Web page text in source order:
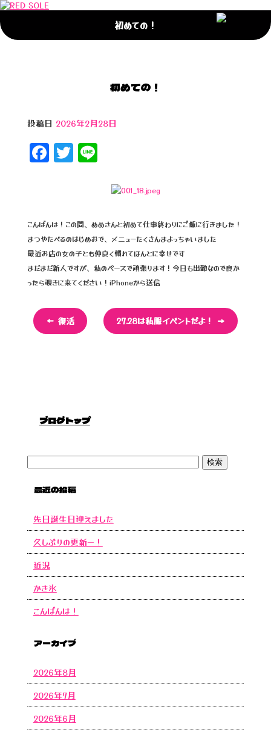
初めての！
初めての！
投稿日 2026年2月28日
F
a
b
o
o
k
T
wi
r
Li
こんばんは！この間、めめさんと初めて仕事終わりにご飯に行きました！
まつやたべるのはじめおで、メニューたくさんまよっちゃいました
最近お店の女の子とも仲良く慣れてほんとに幸せです
まだまだ新人ですが、私のペースで頑張ります！今日も出勤なので良か
ったら覗きに来てください！iPhoneから送信
← 復活 27.28は私服イベントだよ！ →
ブログトップ
最近の投稿
先日誕生日迎えました
久しぶりの更新ー！
近況
かき氷
こんばんは！
アーカイブ
2026年8月
2026年7月
2026年6月